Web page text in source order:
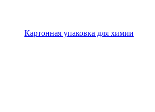
Картонная упаковка для химии